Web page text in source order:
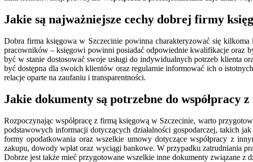
Jakie są najważniejsze cechy dobrej firmy
Dobra firma księgowa w Szczecinie powinna charakteryzować się
pracowników – księgowi powinni posiadać odpowiednie kwalifikacje oraz
być w stanie dostosować swoje usługi do indywidualnych potrzeb klienta
być dostępna dla swoich klientów oraz regularnie informować ich o
relacje oparte na zaufaniu i transparentności.
Jakie dokumenty są potrzebne do współpracy
Rozpoczynając współpracę z firmą księgową w Szczecinie, warto
podstawowych informacji dotyczących działalności gospodarczej, takich
formy opodatkowania oraz wszelkie umowy dotyczące współpracy z
zakupu, dowody wpłat oraz wyciągi bankowe. W przypadku zatrudniania
Dobrze jest także mieć przygotowane wszelkie inne dokumenty związane